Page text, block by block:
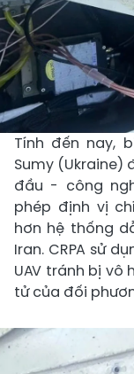
Tính đến nay,
Sumy (Ukraine)
đầu - công
phép định vị
hơn hệ thống
Iran. CRPA sử
UAV tránh bị vô
tử của đối